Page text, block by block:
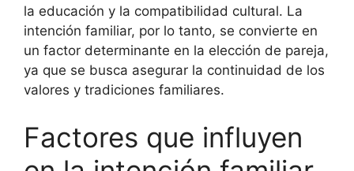
la educación y la compatibilidad cultural. La
intención familiar, por lo tanto, se convierte en
un factor determinante en la elección de pareja,
ya que se busca asegurar la continuidad de los
valores y tradiciones familiares.
Factores que influyen